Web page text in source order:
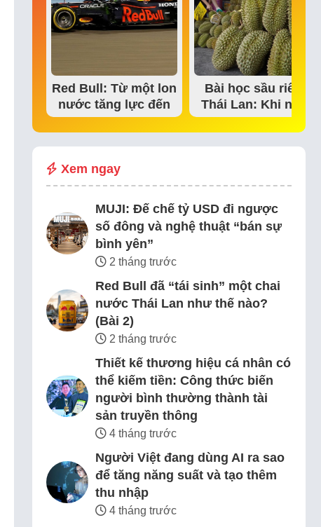
Red Bull: Từ một lon
nước tăng lực đến
đế chế thể…
Bài học sầu riêng
Thái Lan: Khi niềm
tin thị trường bắt…
Xem ngay
MUJI: Đế chế tỷ USD đi ngược
số đông và nghệ thuật “bán sự
bình yên”
2 tháng trước
Red Bull đã “tái sinh” một chai
nước Thái Lan như thế nào?
(Bài 2)
2 tháng trước
Thiết kế thương hiệu cá nhân có
thể kiếm tiền: Công thức biến
người bình thường thành tài
sản truyền thông
4 tháng trước
Người Việt đang dùng AI ra sao
để tăng năng suất và tạo thêm
thu nhập
4 tháng trước